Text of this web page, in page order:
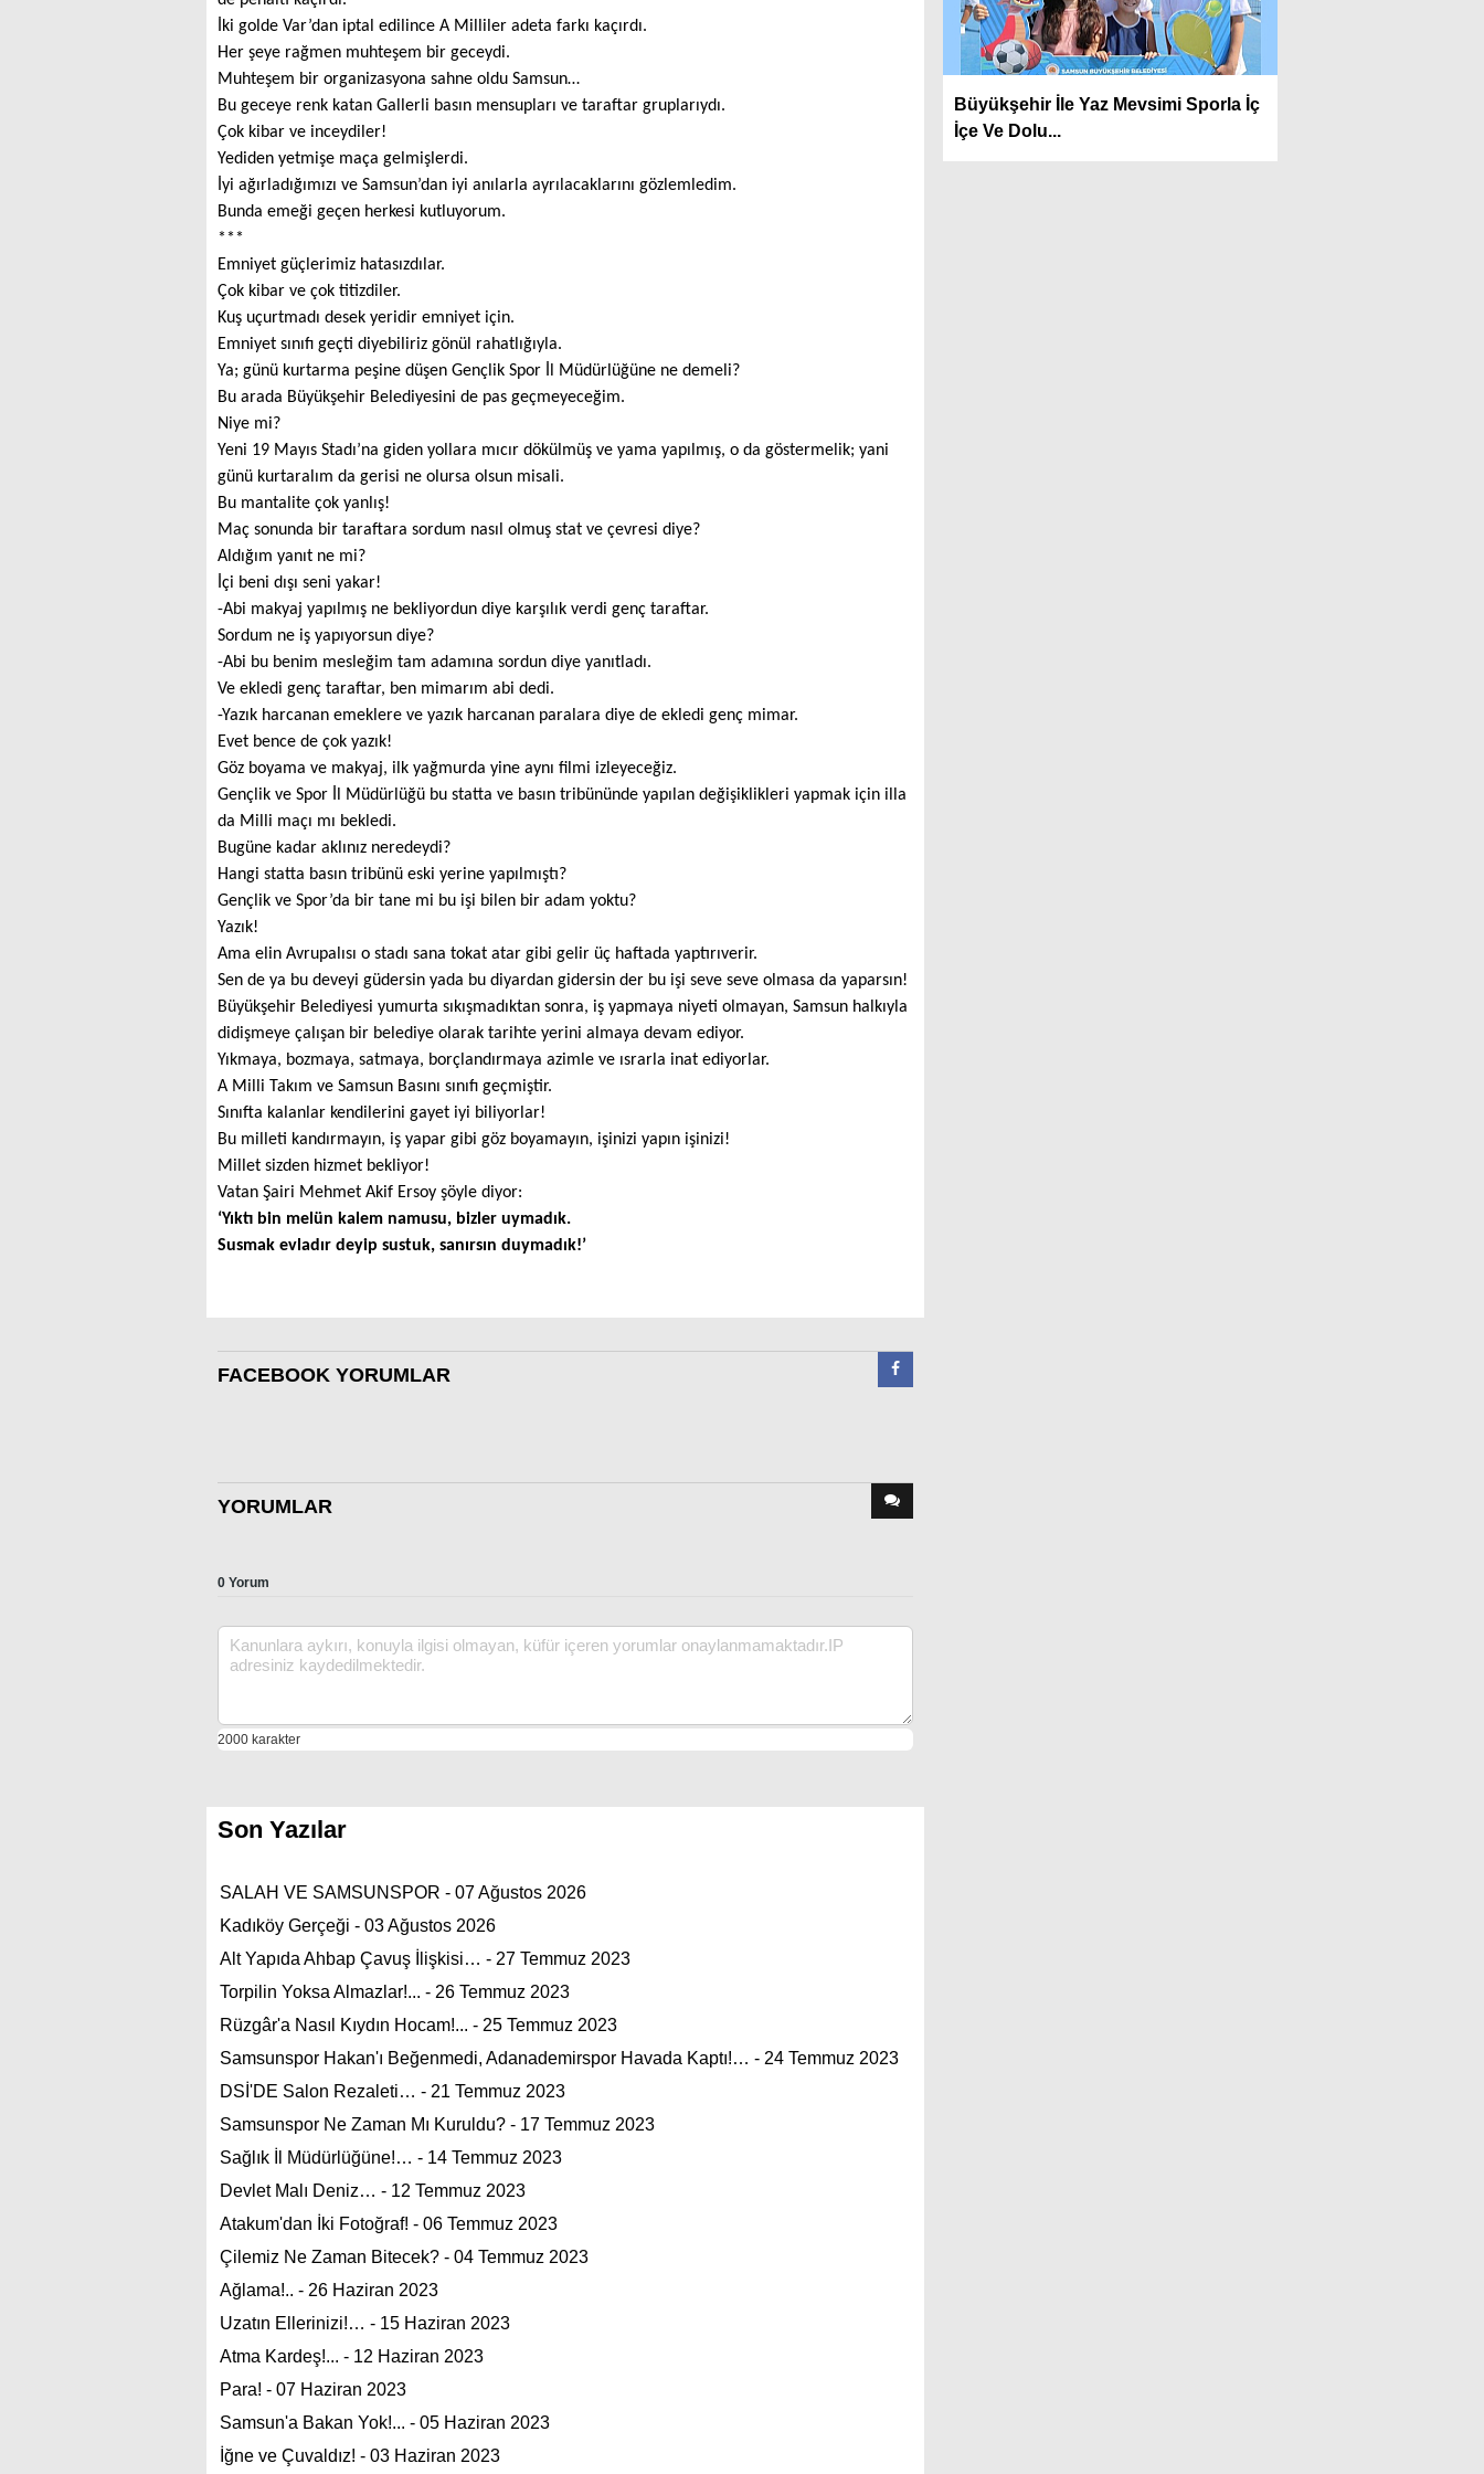
İki golde Var’dan iptal edilince A Milliler adeta farkı kaçırdı.
Her şeye rağmen muhteşem bir geceydi.
Muhteşem bir organizasyona sahne oldu Samsun…
Bu geceye renk katan Gallerli basın mensupları ve taraftar gruplarıydı.
Çok kibar ve inceydiler!
Yediden yetmişe maça gelmişlerdi.
İyi ağırladığımızı ve Samsun’dan iyi anılarla ayrılacaklarını gözlemledim.
Bunda emeği geçen herkesi kutluyorum.
***
Emniyet güçlerimiz hatasızdılar.
Çok kibar ve çok titizdiler.
Kuş uçurtmadı desek yeridir emniyet için.
Emniyet sınıfı geçti diyebiliriz gönül rahatlığıyla.
Ya; günü kurtarma peşine düşen Gençlik Spor İl Müdürlüğüne ne demeli?
Bu arada Büyükşehir Belediyesini de pas geçmeyeceğim.
Niye mi?
Yeni 19 Mayıs Stadı’na giden yollara mıcır dökülmüş ve yama yapılmış, o da göstermelik; yani
günü kurtaralım da gerisi ne olursa olsun misali.
Bu mantalite çok yanlış!
Maç sonunda bir taraftara sordum nasıl olmuş stat ve çevresi diye?
Aldığım yanıt ne mi?
İçi beni dışı seni yakar!
-Abi makyaj yapılmış ne bekliyordun diye karşılık verdi genç taraftar.
Sordum ne iş yapıyorsun diye?
-Abi bu benim mesleğim tam adamına sordun diye yanıtladı.
Ve ekledi genç taraftar, ben mimarım abi dedi.
-Yazık harcanan emeklere ve yazık harcanan paralara diye de ekledi genç mimar.
Evet bence de çok yazık!
Göz boyama ve makyaj, ilk yağmurda yine aynı filmi izleyeceğiz.
Gençlik ve Spor İl Müdürlüğü bu statta ve basın tribününde yapılan değişiklikleri yapmak için illa
da Milli maçı mı bekledi.
Bugüne kadar aklınız neredeydi?
Hangi statta basın tribünü eski yerine yapılmıştı?
Gençlik ve Spor’da bir tane mi bu işi bilen bir adam yoktu?
Yazık!
Ama elin Avrupalısı o stadı sana tokat atar gibi gelir üç haftada yaptırıverir.
Sen de ya bu deveyi güdersin yada bu diyardan gidersin der bu işi seve seve olmasa da yaparsın!
Büyükşehir Belediyesi yumurta sıkışmadıktan sonra, iş yapmaya niyeti olmayan, Samsun halkıyla
didişmeye çalışan bir belediye olarak tarihte yerini almaya devam ediyor.
Yıkmaya, bozmaya, satmaya, borçlandırmaya azimle ve ısrarla inat ediyorlar.
A Milli Takım ve Samsun Basını sınıfı geçmiştir.
Sınıfta kalanlar kendilerini gayet iyi biliyorlar!
Bu milleti kandırmayın, iş yapar gibi göz boyamayın, işinizi yapın işinizi!
Millet sizden hizmet bekliyor!
Vatan Şairi Mehmet Akif Ersoy şöyle diyor:
‘Yıktı bin melün kalem namusu, bizler uymadık.
Susmak evladır deyip sustuk, sanırsın duymadık!’
FACEBOOK YORUMLAR
YORUMLAR
0 Yorum
Son Yazılar
SALAH VE SAMSUNSPOR - 07 Ağustos 2026
Kadıköy Gerçeği - 03 Ağustos 2026
Alt Yapıda Ahbap Çavuş İlişkisi… - 27 Temmuz 2023
Torpilin Yoksa Almazlar!... - 26 Temmuz 2023
Rüzgâr'a Nasıl Kıydın Hocam!... - 25 Temmuz 2023
Samsunspor Hakan'ı Beğenmedi, Adanademirspor Havada Kaptı!… - 24 Temmuz 2023
DSİ'DE Salon Rezaleti… - 21 Temmuz 2023
Samsunspor Ne Zaman Mı Kuruldu? - 17 Temmuz 2023
Sağlık İl Müdürlüğüne!… - 14 Temmuz 2023
Devlet Malı Deniz… - 12 Temmuz 2023
Atakum'dan İki Fotoğraf! - 06 Temmuz 2023
Çilemiz Ne Zaman Bitecek? - 04 Temmuz 2023
Ağlama!.. - 26 Haziran 2023
Uzatın Ellerinizi!… - 15 Haziran 2023
Atma Kardeş!... - 12 Haziran 2023
Para! - 07 Haziran 2023
Samsun'a Bakan Yok!... - 05 Haziran 2023
İğne ve Çuvaldız! - 03 Haziran 2023
Kirli Şehir ve Caddeler!...
Hüseyin KURT
Atatürk'ün Adıyla, Üniter
Büyükşehir İle Yaz Mevsimi Sporla İç
İçe Ve Dolu...